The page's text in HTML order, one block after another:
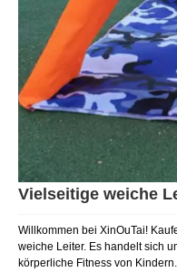
Vielseitige weiche
Willkommen bei XinOuTai!
weiche Leiter. Es handelt sich
körperliche Fitness von